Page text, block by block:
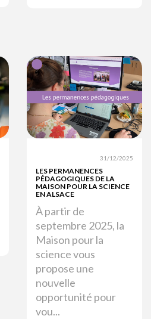
31/12/2025
LES PERMANENCES
PÉDAGOGIQUES DE LA
MAISON POUR LA SCIENCE
EN ALSACE
À partir de
septembre 2025, la
Maison pour la
science vous
propose une
nouvelle
opportunité pour
vou...